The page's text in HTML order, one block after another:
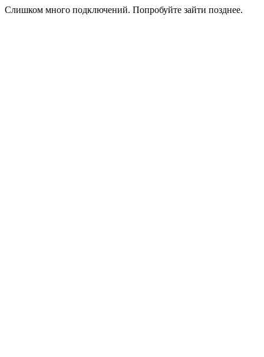
Слишком много подключений. Попробуйте зайти позднее.